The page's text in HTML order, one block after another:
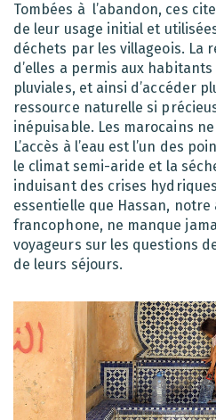
Tombées à l’abandon, ces
de leur usage initial et
déchets par les villageois. La
d’elles a permis aux
pluviales, et ainsi d’accéder
ressource naturelle si
inépuisable. Les marocains
L’accès à l’eau est l’un des
le climat semi-aride et la
induisant des crises
essentielle que Hassan,
francophone, ne manque
voyageurs sur les questions
de leurs séjours.